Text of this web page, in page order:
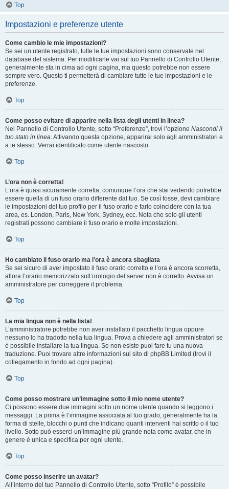
Top
Impostazioni e preferenze utente
Come cambio le mie impostazioni?
Se sei un utente registrato, tutte le tue impostazioni sono conservate nel
database del sistema. Per modificarle vai sul tuo Pannello di Controllo Utente;
generalmente sta in cima ad ogni pagina, ma questo potrebbe non essere
sempre vero. Questo ti permetterà di cambiare tutte le tue impostazioni e le
preferenze.
Top
Come posso evitare di apparire nella lista degli utenti in linea?
Nel Pannello di Controllo Utente, sotto “Preferenze”, trovi l’opzione Nascondi il
tuo stato in linea. Attivando questa opzione, apparirai solo agli amministratori e
a te stesso. Verrai identificato come utente nascosto.
Top
L’ora non è corretta!
L’ora è quasi sicuramente corretta, comunque l’ora che stai vedendo potrebbe
essere quella di un fuso orario differente dal tuo. Se così fosse, devi cambiare
le impostazioni del tuo profilo per il fuso orario e farlo coincidere con la tua
area, es. London, Paris, New York, Sydney, ecc. Nota che solo gli utenti
registrati possono cambiare il fuso orario e molte impostazioni.
Top
Ho cambiato il fuso orario ma l’ora è ancora sbagliata
Se sei sicuro di aver impostato il fuso orario corretto e l’ora è ancora scorretta,
allora l’orario memorizzato sull’orologio del server non è corretto. Avvisa un
amministratore per correggere il problema.
Top
La mia lingua non è nella lista!
L’amministratore potrebbe non aver installato il pacchetto lingua oppure
nessuno lo ha tradotto nella tua lingua. Prova a chiedere agli amministratori se
è possibile installare la tua lingua. Se non esiste puoi fare tu una nuova
traduzione. Puoi trovare altre informazioni sul sito di phpBB Limited (trovi il
collegamento in fondo ad ogni pagina).
Top
Come posso mostrare un’immagine sotto il mio nome utente?
Ci possono essere due immagini sotto un nome utente quando si leggono i
messaggi. La prima è l’immagine associata al tuo grado, generalmente ha la
forma di stelle, blocchi o punti che indicano quanti interventi hai scritto o il tuo
livello. Sotto può esserci un’immagine più grande nota come avatar, che in
genere è unica e specifica per ogni utente.
Top
Come posso inserire un avatar?
All’interno del tuo Pannello di Controllo Utente, sotto “Profilo” è possibile